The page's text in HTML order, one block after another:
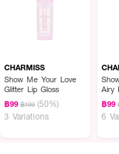
· FDA Registration No. :
ใช้พัฟแตะแป้งฝุ่นแล้วเกลี่ยให้ทั่
CHARMISS
Show Me Your Love
Glitter Lip Gloss
฿99 ฿199 (50%)
3 Variations
Airy
฿99
6